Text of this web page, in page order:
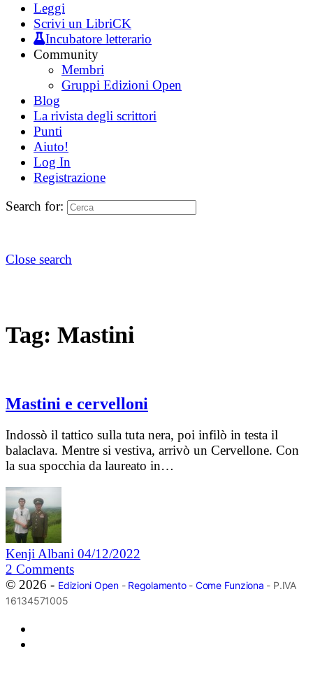
Leggi
Scrivi un LibriCK
Incubatore letterario
Community
Membri
Gruppi Edizioni Open
Blog
La rivista degli scrittori
Punti
Aiuto!
Log In
Registrazione
Search for:
Close search
Tag: Mastini
Mastini e cervelloni
Indossò il tattico sulla tuta nera, poi infilò in testa il
balaclava. Mentre si vestiva, arrivò un Cervellone. Con
la sua spocchia da laureato in…
Kenji Albani 04/12/2022
2 Comments
© 2026 - Edizioni Open- Regolamento- Come Funziona - P.IVA
16134571005